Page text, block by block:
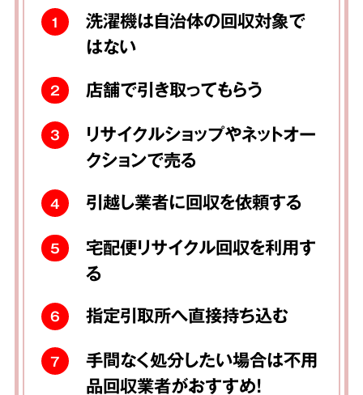
1
洗濯機は自治体の回収対象で
はない
2 店舗で引き取ってもらう
3
リサイクルショップやネットオー
クションで売る
4 引越し業者に回収を依頼する
5
宅配便リサイクル回収を利用す
る
6 指定引取所へ直接持ち込む
7
手間なく処分したい場合は不用
品回収業者がおすすめ！